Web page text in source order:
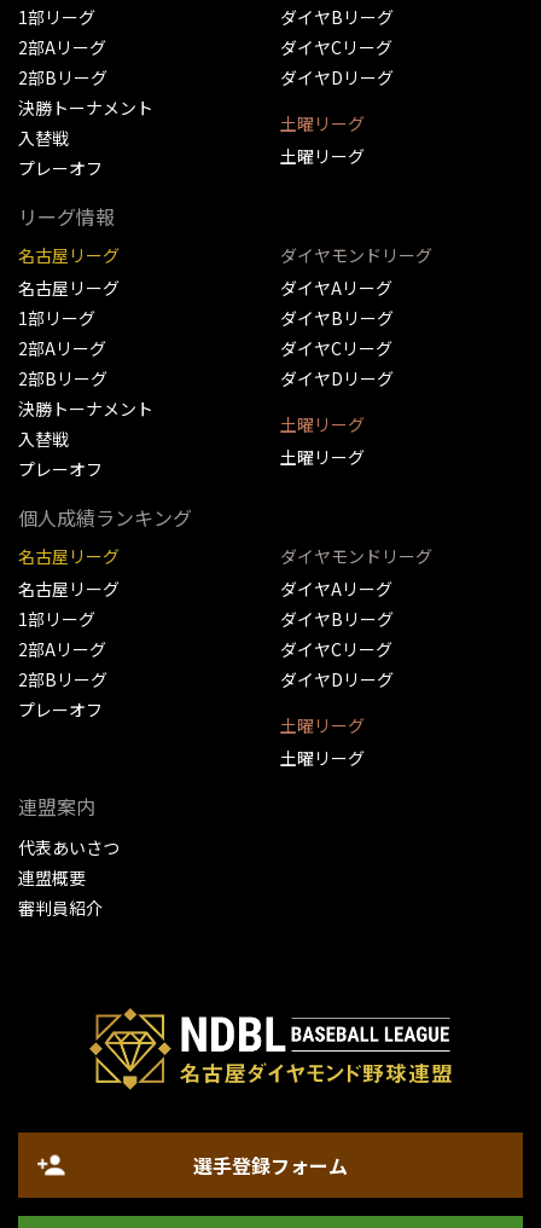
1部リーグ
2部Aリーグ
2部Bリーグ
決勝トーナメント
入替戦
プレーオフ
ダイヤBリーグ
ダイヤCリーグ
ダイヤDリーグ
土曜リーグ
土曜リーグ
リーグ情報
名古屋リーグ
名古屋リーグ
1部リーグ
2部Aリーグ
2部Bリーグ
決勝トーナメント
入替戦
プレーオフ
ダイヤモンドリーグ
ダイヤAリーグ
ダイヤBリーグ
ダイヤCリーグ
ダイヤDリーグ
土曜リーグ
土曜リーグ
個人成績ランキング
名古屋リーグ
名古屋リーグ
1部リーグ
2部Aリーグ
2部Bリーグ
プレーオフ
ダイヤモンドリーグ
ダイヤAリーグ
ダイヤBリーグ
ダイヤCリーグ
ダイヤDリーグ
土曜リーグ
土曜リーグ
連盟案内
代表あいさつ
連盟概要
審判員紹介
選手登録フォーム